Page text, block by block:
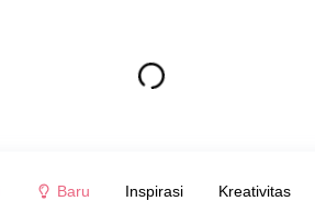
Baru Inspirasi Kreativitas